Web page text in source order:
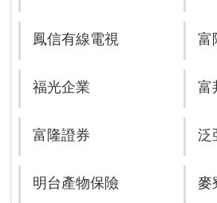
鳳信有線電視 富
福光企業 富
富隆證券 泛
明台產物保險 麥